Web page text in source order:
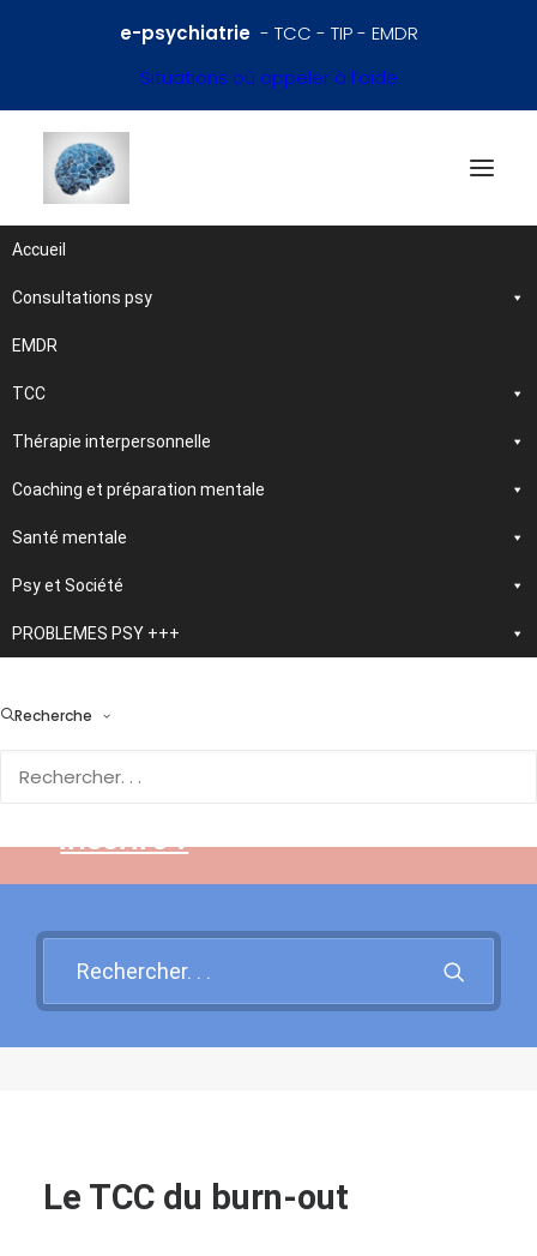
e-psychiatrie- TCC - TIP - EMDR
Situations où appeler à l’aide
Accueil
Consultations psy
EMDR
TCC
Thérapie interpersonnelle
Coaching et préparation mentale
Santé mentale
Psy et Société
PROBLEMES PSY +++
Recherche
et santé mentale
Traitements et
psychothérapies
nouvelle application
Rendez-vous sur cette page
inscrire !
Le TCC du burn-out